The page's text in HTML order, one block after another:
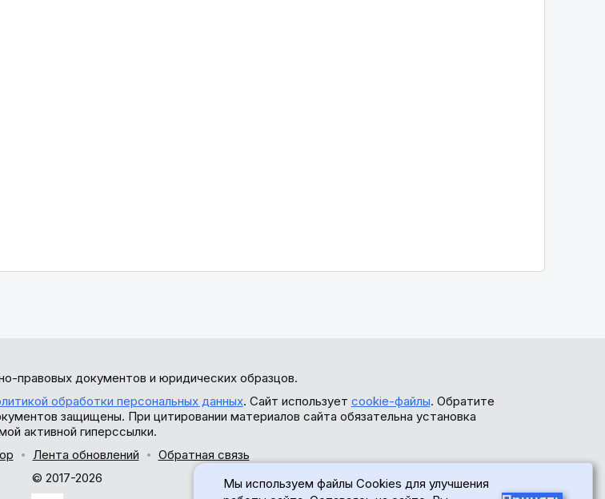
правовых документов и юридических образцов.
обработки персональных данных. Сайт использует cookie-файлы. Обратите
защищены. При цитировании материалов сайта обязательна установка
активной гиперссылки.
Лента обновлений
Обратная связь
© 2017-2026
Мы используем файлы Cookies для улучшения